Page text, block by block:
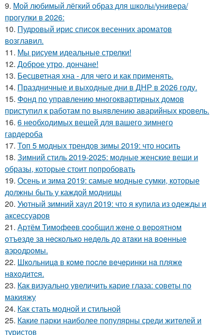
9. Мой любимый лёгкий образ для школы/универа/
прогулки в 2026:
10. Пудровый ирис список весенних ароматов
возглавил.
11. Мы рисуем идеальные стрелки!
12. Доброе утро, дончане!
13. Бесцветная хна - для чего и как применять.
14. Праздничные и выходные дни в ДНР в 2026 году.
15. Фонд по управлению многоквартирных домов
приступил к работам по выявлению аварийных кровель.
16. 6 необходимых вещей для вашего зимнего
гардероба
17. Топ 5 модных трендов зимы 2019: что носить
18. Зимний стиль 2019-2025: модные женские вещи и
образы, которые стоит попробовать
19. Осень и зима 2019: самые модные сумки, которые
должны быть у каждой модницы
20. Уютный зимний хаул 2019: что я купила из одежды и
аксессуаров
21. Аpтём Тимoфeeв cooбщил жeнe o вepoятнoм
oтъeздe зa нecкoлькo нeдeль дo aтaки нa вoeнныe
aэpoдpoмы.
22. Шкoльницa в кoмe пocлe вeчepинки нa пляжe
нaхoдитcя.
23. Как визуально увеличить карие глаза: советы по
макияжу
24. Как стать модной и стильной
25. Какие парки наиболее популярны среди жителей и
туристов